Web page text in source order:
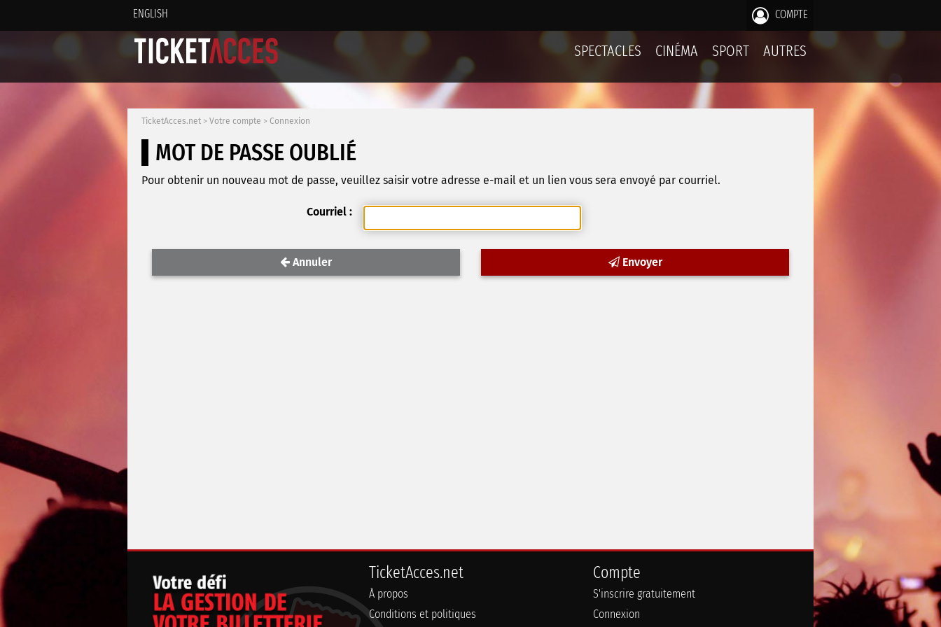
ENGLISH COMPTE
SPECTACLES CINÉMA SPORT AUTRES
TicketAcces.net > Votre compte > Connexion
MOT DE PASSE OUBLIÉ
Pour obtenir un nouveau mot de passe, veuillez saisir votre adresse e-mail et un lien vous sera envoyé par courriel.
Courriel :
Envoyer
Annuler
TicketAcces.net
À propos
Conditions et politiques
Compte
S'inscrire gratuitement
Connexion